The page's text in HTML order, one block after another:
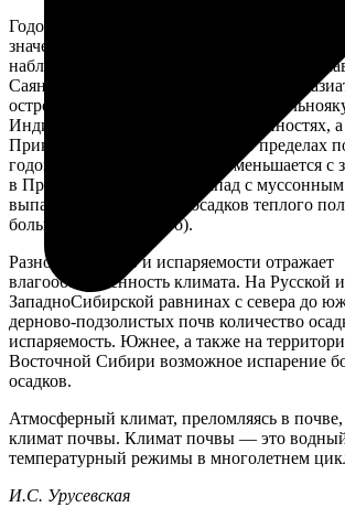
Годовая сумма осадков на территории РФ
значений более 1450 мм до 250 мм и
наблюдается в южных горных системах
Саяны, Сихотэ-Алинь), минимум — на
островах Ледовитого океана,
Индигирской и Колымской низменностях, а
Прикаспийской полупустыне. В пределах
годовое количество осадков уменьшается с
в Приморье с востока на запад с
выпадения (количество осадков теплого
больше, чем холодного).
Разность осадков и испаряемости отражает
влагообеспеченность климата. На Русской и
ЗападноСибирской равнинах с севера до
дерново-подзолистых почв количество
испаряемость. Южнее, а также на
Восточной Сибири возможное испарение
осадков.
Атмосферный климат, преломляясь в
климат почвы. Климат почвы — это
температурный режимы в многолетнем
И.С. Урусевская